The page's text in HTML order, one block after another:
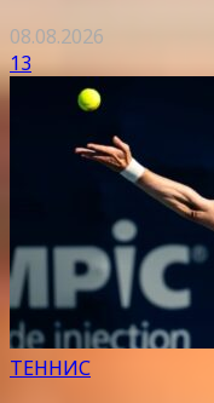
08.08.2026
13
ТЕННИС